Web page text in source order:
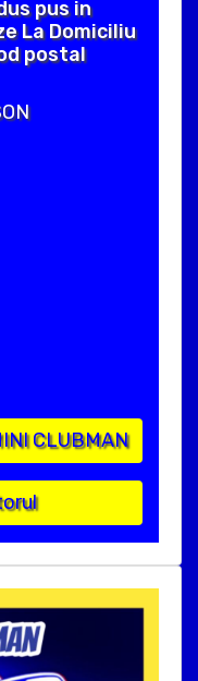
pus in
La Domiciliu
postal
CLUBMAN